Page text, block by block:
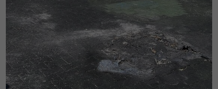
historische Speicherung Ihrer vorgenommen
Einstellungen, falls der Webseiten-Betreiber dies
eingestellt hat.
Anbieter
Matomo
Laufzeit
30 Minuten